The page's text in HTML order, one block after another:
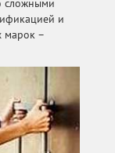
сложными
и
марок –